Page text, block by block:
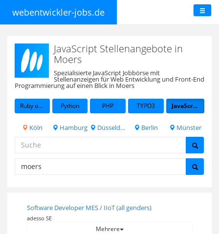
webentwickler-jobs.de
JavaScript Stellenangebote in
Moers
Spezialisierte JavaScript Jobbörse mit
Stellenanzeigen für Web Entwicklung und Front-End
Programmierung auf einen Blick in Moers
Ruby on Rails Python PHP TYPO3 JavaScript
Köln Hamburg Düsseldorf Berlin Münster
Software Developer MES / IIoT (all genders)
adesso SE
Mehrere